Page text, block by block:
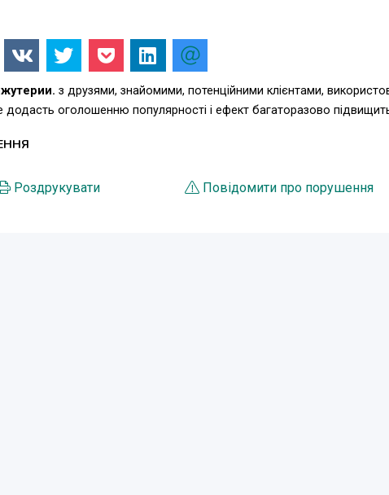
з друзями, знайомими, потенційними клієнтами,
оголошенню популярності і ефект багаторазово
Роздрукувати Повідомити про порушення